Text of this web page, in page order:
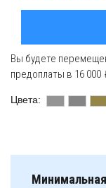
Вы будете
предоплаты в 16 000
Цвета: